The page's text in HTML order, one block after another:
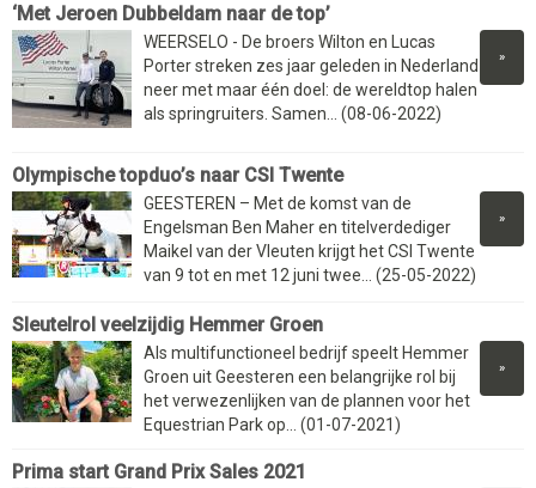
‘Met Jeroen Dubbeldam naar de top’
»
WEERSELO - De broers Wilton en Lucas
Porter streken zes jaar geleden in Nederland
neer met maar één doel: de wereldtop halen
als springruiters. Samen... (08-06-2022)
Olympische topduo’s naar CSI Twente
»
GEESTEREN – Met de komst van de
Engelsman Ben Maher en titelverdediger
Maikel van der Vleuten krijgt het CSI Twente
van 9 tot en met 12 juni twee... (25-05-2022)
Sleutelrol veelzijdig Hemmer Groen
»
Als multifunctioneel bedrijf speelt Hemmer
Groen uit Geesteren een belangrijke rol bij
het verwezenlijken van de plannen voor het
Equestrian Park op... (01-07-2021)
Prima start Grand Prix Sales 2021